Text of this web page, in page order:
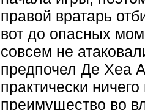
правой вратарь
вот до опасных
совсем не
предпочел Де Хеа
практически
преимущество во